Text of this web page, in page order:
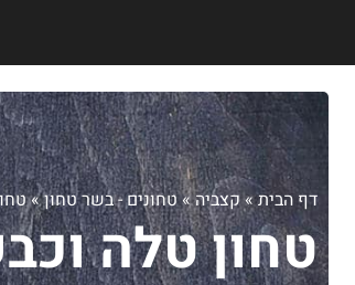
דף הבית»קצביה»טחונים - בשר טחון»
טחון טלה